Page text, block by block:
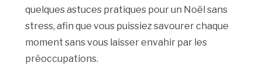
quelques astuces pratiques pour un Noël sans
stress, afin que vous puissiez savourer chaque
moment sans vous laisser envahir par les
préoccupations.